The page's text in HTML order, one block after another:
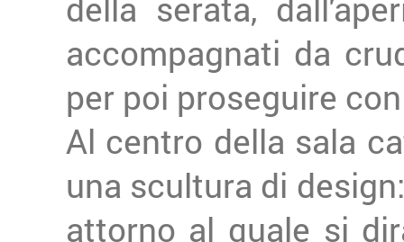
della serata,
accompagnati da
per poi proseguire
Al centro della sala
una scultura di
attorno al quale si